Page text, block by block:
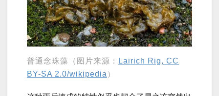
普通念珠藻（图片来源：
Lairich Rig, CC
BY-SA 2.0/wikipedia ）